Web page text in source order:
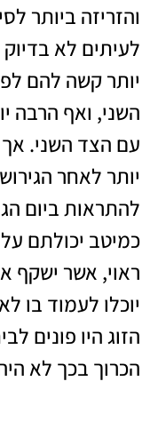
והזריזה ביותר
לעיתים לא
יותר קשה להם
השני, ואף הרבה
עם הצד השני.
יותר לאחר
להתראות ביום
כמיטב יכולתם
ראוי, אשר ישקף
יוכלו לעמוד בו
הזוג היו פונים
הכרוך בכך לא